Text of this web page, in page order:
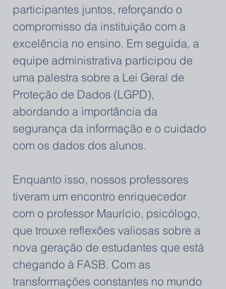
participantes juntos, reforçando o
compromisso da instituição com a
excelência no ensino. Em seguida, a
equipe administrativa participou de
uma palestra sobre a Lei Geral de
Proteção de Dados (LGPD),
abordando a importância da
segurança da informação e o cuidado
com os dados dos alunos.
Enquanto isso, nossos professores
tiveram um encontro enriquecedor
com o professor Maurício, psicólogo,
que trouxe reflexões valiosas sobre a
nova geração de estudantes que está
chegando à FASB. Com as
transformações constantes no mundo